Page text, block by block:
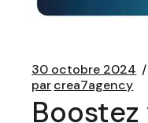
30 octobre 2024
parcrea7agency